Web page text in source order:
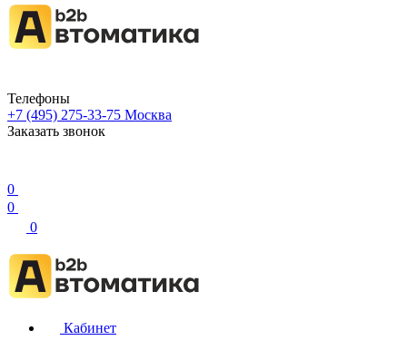
Телефоны
+7 (495) 275-33-75 Москва
Заказать звонок
0
0
0
Кабинет